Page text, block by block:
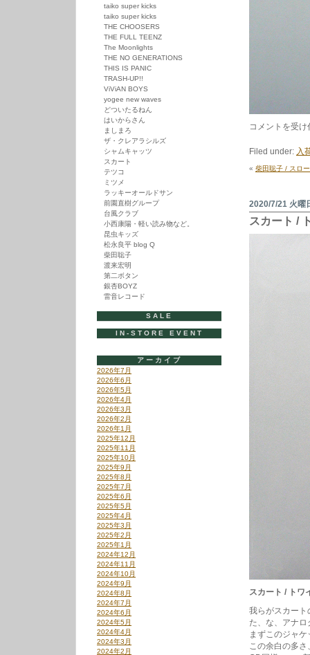
HAZY
/
TOUR
DE
コメントを受
Filed under: 入
« 柴田聡子 / スロ
2020/7/21 火曜
スカート /
スカート / トワ
我らがスカート
た、な、アナ
まずこのジャ
この余白の多
taiko super kicks
taiko super kicks
THE CHOOSERS
THE FULL TEENZ
The Moonlights
THE NO GENERATIONS
THIS IS PANIC
TRASH-UP!!
ViViAN BOYS
yogee new waves
どついたるねん
はいからさん
ましまろ
ザ・クレアラシルズ
シャムキャッツ
スカート
テツコ
ミツメ
ラッキーオールドサン
前園直樹グループ
台風クラブ
小西康陽・軽い読み物など。
昆虫キッズ
松永良平 blog Q
柴田聡子
渡来宏明
第二ボタン
銀杏BOYZ
雷音レコード
SALE
IN-STORE EVENT
アーカイブ
2026年7月
2026年6月
2026年5月
2026年4月
2026年3月
2026年2月
2026年1月
2025年12月
2025年11月
2025年10月
2025年9月
2025年8月
2025年7月
2025年6月
2025年5月
2025年4月
2025年3月
2025年2月
2025年1月
2024年12月
2024年11月
2024年10月
2024年9月
2024年8月
2024年7月
2024年6月
2024年5月
2024年4月
2024年3月
2024年2月